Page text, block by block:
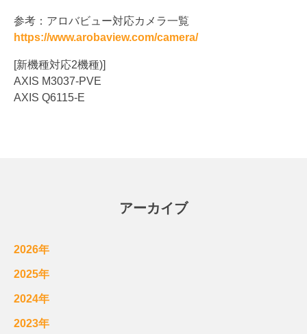
参考：アロバビュー対応カメラ一覧
https://www.arobaview.com/camera/
[新機種対応2機種)]
AXIS M3037-PVE
AXIS Q6115-E
アーカイブ
2026年
2025年
2024年
2023年